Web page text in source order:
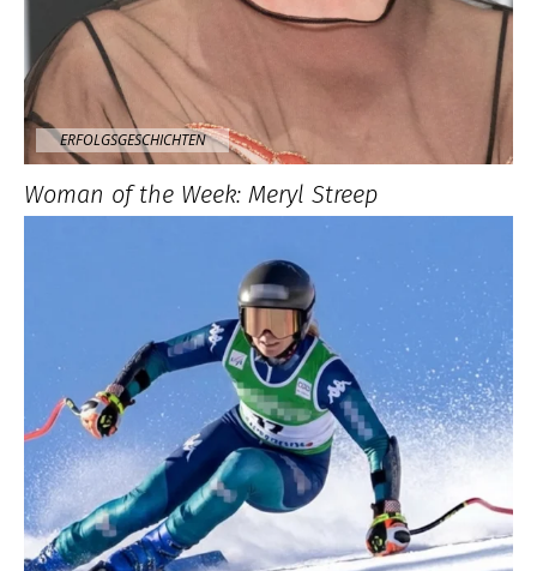
ERFOLGSGESCHICHTEN
Woman of the Week: Meryl Streep